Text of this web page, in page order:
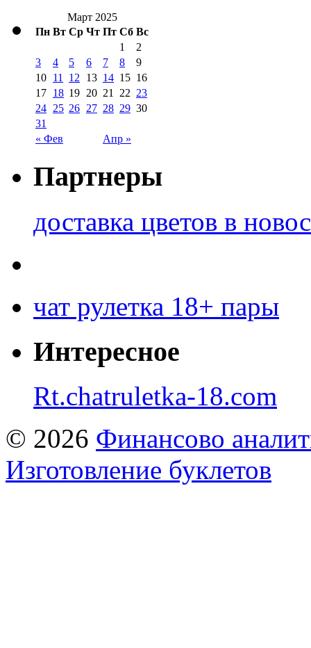
Март 2025
Пн Вт Ср Чт Пт Сб Вс
« Фев Апр »
1
2
3
4 5 6 7 8
9
10 11 12 13 14 15 16
17 18 19 20 21 22 23
24 25 26 27 28 29 30
31
Партнеры
доставка цветов в
чат рулетка 18+ пары
Интересное
Rt.chatruletka-18.com
© 2026 Финансово
Изготовление буклетов